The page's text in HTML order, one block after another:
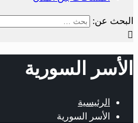
البحث عن:
الأسر السورية
الرئيسية
الأسر السورية